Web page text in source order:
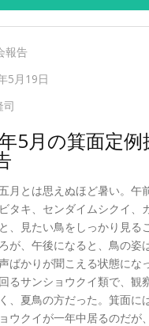
報告
5月19日
司
5月の箕面定例
月とは思えぬほど暑い。午
タキ、センダイムシクイ、
、見たい鳥をしっかり見る
が、午後になると、鳥の姿
ばかりが聞こえる状態にな
るサンショウクイ類で、観
、夏鳥の方だった。箕面に
ウクイが一年中居るのだが